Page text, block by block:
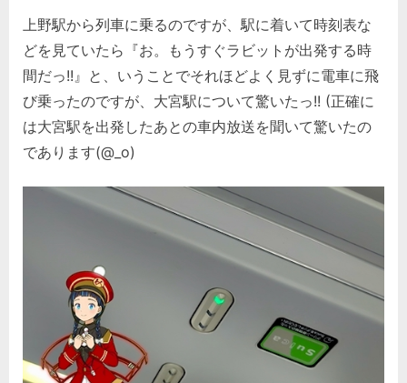
上野駅から列車に乗るのですが、駅に着いて時刻表な
どを見ていたら『お。もうすぐラビットが出発する時
間だっ!!』と、いうことでそれほどよく見ずに電車に飛
び乗ったのですが、大宮駅について驚いたっ!! (正確に
は大宮駅を出発したあとの車内放送を聞いて驚いたの
であります(@_o)